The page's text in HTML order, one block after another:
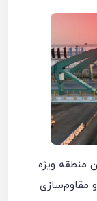
منطقه ویژه
مقاوم‌سازی